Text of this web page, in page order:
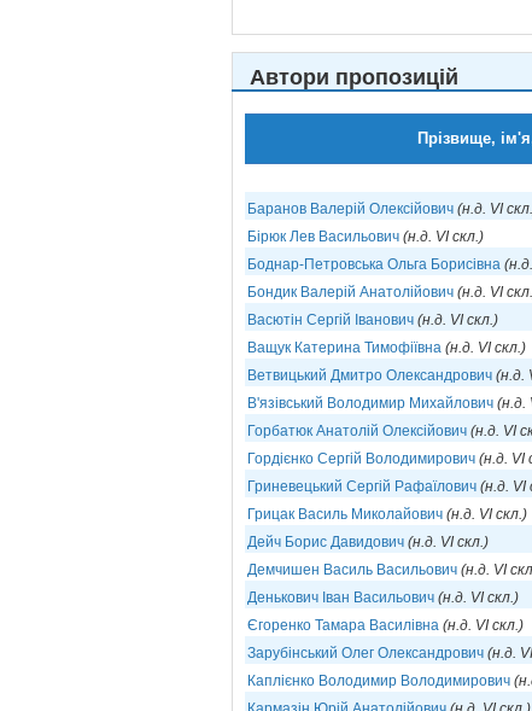
Автори пропозицій
Прізвище,
Баранов Валерій Олексійович (н.д. VI
Бірюк Лев Васильович (н.д. VI скл.)
Боднар-Петровська Ольга Борисівна
Бондик Валерій Анатолійович (н.д. VI
Васютін Сергій Іванович (н.д. VI скл.)
Ващук Катерина Тимофіївна (н.д. VI скл.)
Ветвицький Дмитро Олександрович (н.д.
В'язівський Володимир Михайлович (н.д.
Горбатюк Анатолій Олексійович (н.д. VI
Гордієнко Сергій Володимирович (н.д. VI
Гриневецький Сергій Рафаїлович (н.д. VI
Грицак Василь Миколайович (н.д. VI скл.)
Дейч Борис Давидович (н.д. VI скл.)
Демчишен Василь Васильович (н.д. VI
Денькович Іван Васильович (н.д. VI скл.)
Єгоренко Тамара Василівна (н.д. VI скл.)
Зарубінський Олег Олександрович (н.д.
Каплієнко Володимир Володимирович